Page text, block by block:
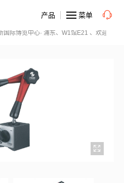
际博览中心· 浦东、W1馆E21 、欢迎莅临
产品 菜单